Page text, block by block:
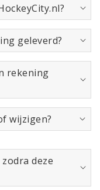
geleverd?
rekening
wijzigen?
deze